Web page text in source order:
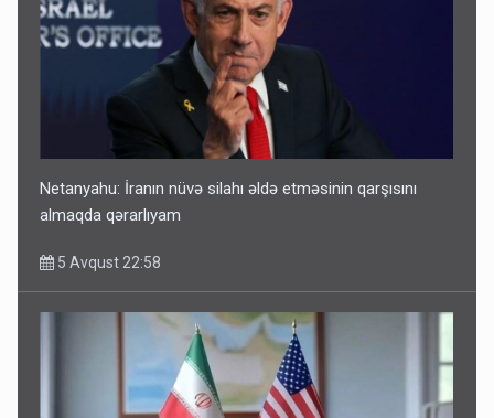
Netanyahu: İranın nüvə silahı əldə etməsinin qarşısını
almaqda qərarlıyam
5 Avqust 22:58